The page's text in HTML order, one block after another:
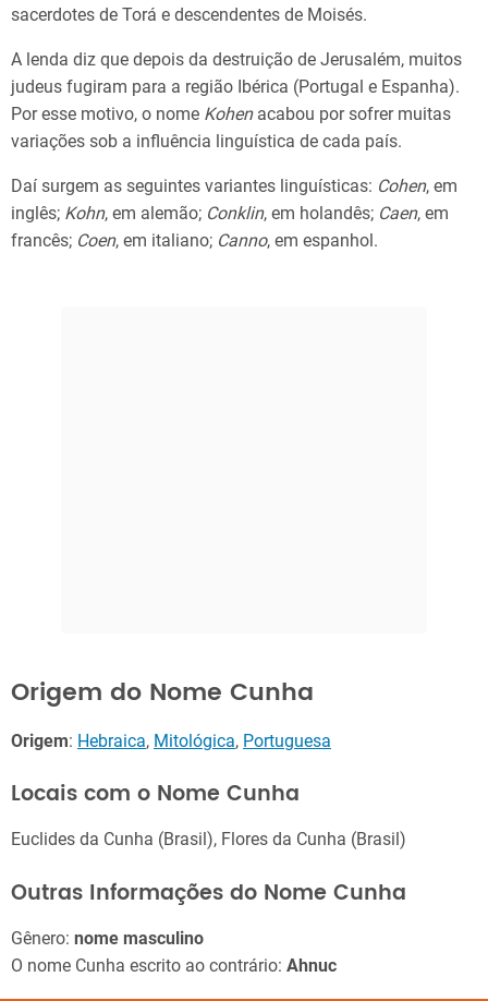
sacerdotes de Torá e descendentes de Moisés.
A lenda diz que depois da destruição de Jerusalém, muitos
judeus fugiram para a região Ibérica (Portugal e Espanha).
Por esse motivo, o nome Kohenacabou por sofrer muitas
variações sob a influência linguística de cada país.
Daí surgem as seguintes variantes linguísticas: Cohen, em
inglês; Kohn, em alemão; Conklin, em holandês; Caen, em
francês; Coen, em italiano; Canno, em espanhol.
Origem do Nome Cunha
Origem: Hebraica, Mitológica, Portuguesa
Locais com o Nome Cunha
Euclides da Cunha (Brasil), Flores da Cunha (Brasil)
Outras Informações do Nome Cunha
Gênero: nome masculino
O nome Cunha escrito ao contrário: Ahnuc